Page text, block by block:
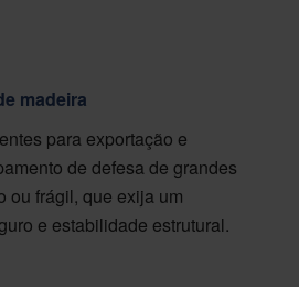
madeira
para exportação e
de defesa de grandes
ou frágil, que exija um
e estabilidade estrutural.